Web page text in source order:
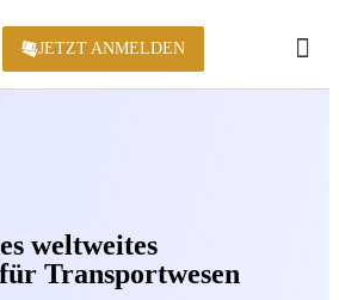
JETZT ANMELDEN
weltweites
Transportwesen